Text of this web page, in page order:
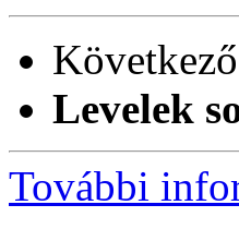
Levelek
További